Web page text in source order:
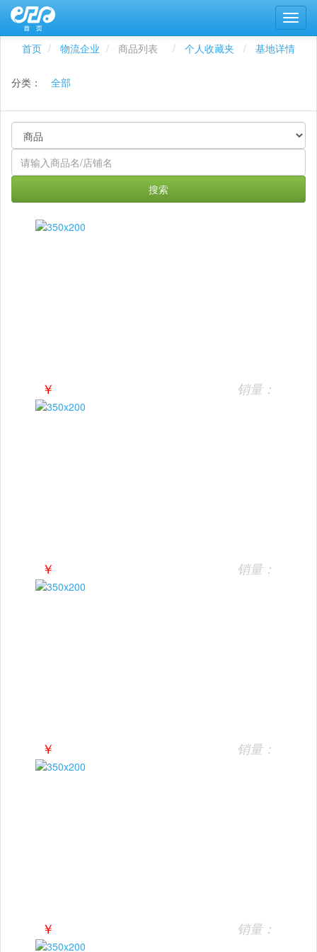
首页 物流企业 商品列表 基地详情
个人收藏夹
分类： 全部
搜索
￥ 销量：
￥ 销量：
￥ 销量：
￥ 销量：